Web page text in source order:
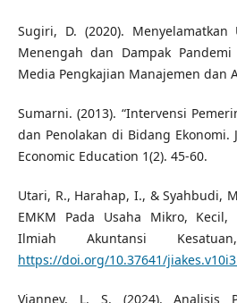
Sugiri, D. (2020).
Menengah dan Dampak Pandemi
Media Pengkajian Manajemen dan
Sumarni. (2013). “Intervensi
dan Penolakan di Bidang Ekonomi.
Economic Education 1(2). 45-60.
Utari, R., Harahap, I., & Syahbudi,
EMKM Pada Usaha Mikro,
Ilmiah Akuntansi
https://doi.org/10.37641/
Vianney, L. S. (2024). Analisis